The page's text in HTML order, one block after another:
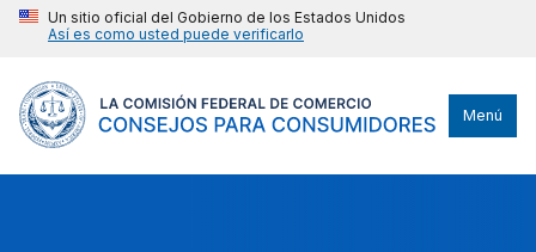
Un sitio oficial del Gobierno de los Estados Unidos
Así es como usted puede verificarlo
Menú